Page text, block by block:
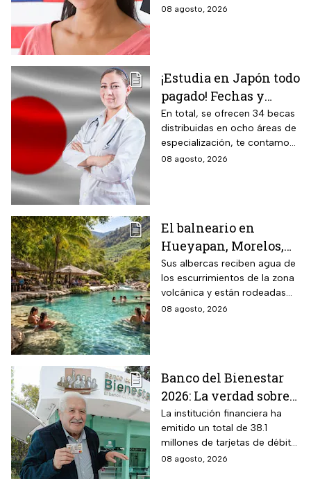
documento que permite
08 agosto, 2026
¡Estudia en Japón todo
pagado! Fechas y
requisitos de la
convocatoria para
becas de estancias en
2026
En total, se ofrecen 34 becas
distribuidas en ocho áreas de
especialización, te contamos
todos los detalles.
08 agosto, 2026
El balneario en
Hueyapan, Morelos,
que combina albercas
cristalinas con la
naturaleza del volcán
Popocatépetl y cuesta
Sus albercas reciben agua de
los escurrimientos de la zona
volcánica y están rodeadas
de vegetación, áreas verdes y
08 agosto, 2026
Banco del Bienestar
2026: La verdad sobre
entrar a Buró de
Crédito por tenerla
La institución financiera ha
emitido un total de 38.1
millones de tarjetas de débito
para la dispersión de los
08 agosto, 2026